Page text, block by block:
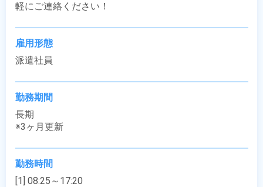
軽にご連絡ください！
雇用形態
派遣社員
勤務期間
長期
※3ヶ月更新
勤務時間
[1] 08:25～17:20